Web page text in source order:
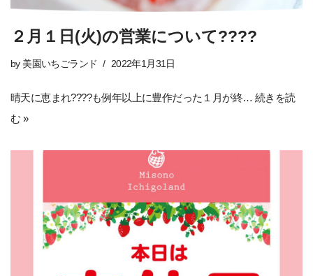
２月１日(火)の営業について????
by 美園いちごランド 2022年1月31日
晴天に恵まれ????も例年以上に豊作だった１月が終… 続きを読
む »